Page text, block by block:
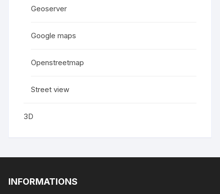
Geoserver
Google maps
Openstreetmap
Street view
3D
INFORMATIONS